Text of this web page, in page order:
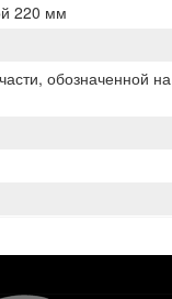
220 мм
обозначенной на